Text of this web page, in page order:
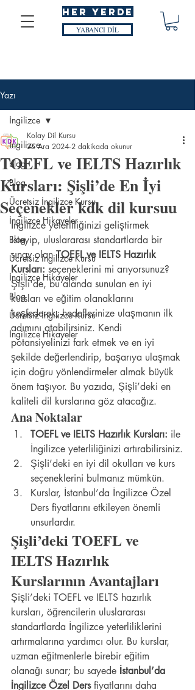
HER YERDE
YABANCI DİL
Yazı
İngilizce
blog
Blog
Ücretsiz İngilizce Kursu
İngilizce Hikayeler
Blog
Ücretsiz İngilizce Kursu
İngilizce Hikayeler
Blog
Ücretsiz İngilizce Kursu
İngilizce Hikayeler
İngilizce
TOEFL ve IELTS Hazırlık
Kursları: Şişli’de En İyi
Seçenekler kdk dil kursuu
Kolay Dil Kursu
25 Ara 2024 2 dakikada okunur
İngilizce yeterliliğinizi geliştirmek
isteyip, uluslararası standartlarda bir
sınav olan TOEFL ve IELTS Hazırlık
Kursları: seçeneklerini mi arıyorsunuz?
Şişli'de, bu alanda sunulan en iyi
kursları ve eğitim olanaklarını
keşfederek, hedeflerinize ulaşmanın ilk
adımını atabilirsiniz. Kendi
potansiyelinizi fark etmek ve en iyi
şekilde değerlendirip, başarıya ulaşmak
için doğru yönlendirmeler almak büyük
önem taşıyor. Bu yazıda, Şişli’deki en
kaliteli dil kurslarına göz atacağız.
Ana Noktalar
TOEFL ve IELTS Hazırlık Kursları: ile
İngilizce yeterliliğinizi artırabilirsiniz.
Şişli’deki en iyi dil okulları ve kurs
seçeneklerini bulmanız mümkün.
Kurslar, İstanbul’da İngilizce Özel
Ders fiyatlarını etkileyen önemli
unsurlardır.
Şişli’deki TOEFL ve
IELTS Hazırlık
Kurslarının Avantajları
Şişli’deki TOEFL ve IELTS hazırlık
kursları, öğrencilerin uluslararası
standartlarda İngilizce yeterliliklerini
artırmalarına yardımcı olur. Bu kurslar,
uzman eğitmenlerle birebir eğitim
olanağı sunar; bu sayede İstanbul’da
İngilizce Özel Ders fiyatlarını daha